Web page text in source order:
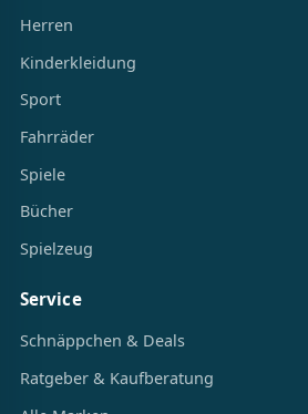
Herren
Kinderkleidung
Sport
Fahrräder
Spiele
Bücher
Spielzeug
Service
Schnäppchen & Deals
Ratgeber & Kaufberatung